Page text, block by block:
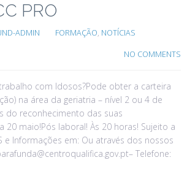
PRO
ADMIN FORMAÇÃO, NOTÍCIAS
NO COMMENTS
com Idosos?Pode obter a carteira
na área da geriatria – nível 2 ou 4 de
do reconhecimento das suas
20 maio!Pós laboral! Às 20 horas! Sujeito a
e Informações em: Ou através dos nossos
Telefone: